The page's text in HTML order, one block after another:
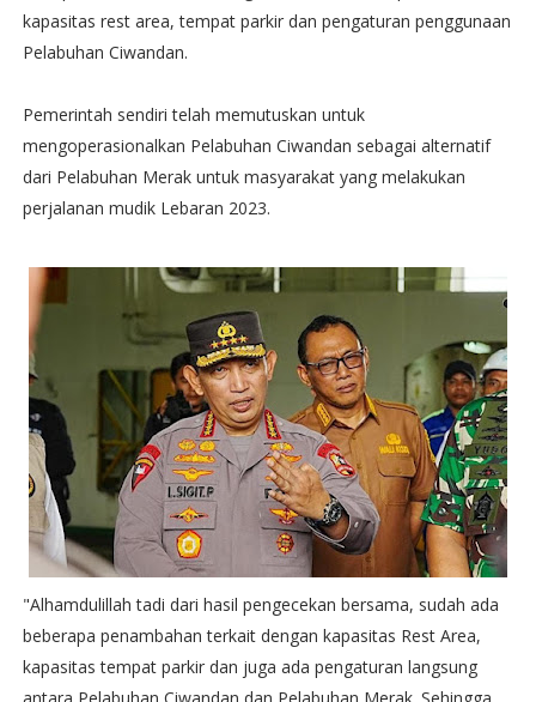
kapasitas rest area, tempat parkir dan pengaturan penggunaan
Pelabuhan Ciwandan.
Pemerintah sendiri telah memutuskan untuk
mengoperasionalkan Pelabuhan Ciwandan sebagai alternatif
dari Pelabuhan Merak untuk masyarakat yang melakukan
perjalanan mudik Lebaran 2023.
"Alhamdulillah tadi dari hasil pengecekan bersama, sudah ada
beberapa penambahan terkait dengan kapasitas Rest Area,
kapasitas tempat parkir dan juga ada pengaturan langsung